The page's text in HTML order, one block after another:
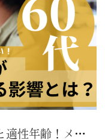
60代からのインプラント治療と適性年齢！メリット・デメリットは？